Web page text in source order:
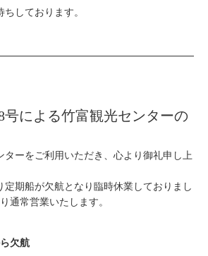
しております。
号による竹富観光センターの
ターをご利用いただき、心より御礼申し上
定期船が欠航となり臨時休業しておりまし
通常営業いたします。
欠航